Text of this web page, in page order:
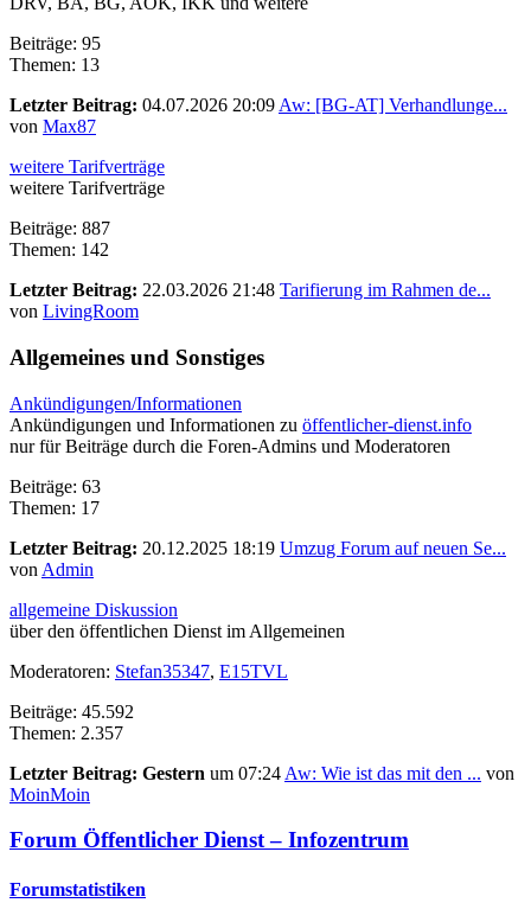
Beiträge: 95
Themen: 13
Letzter Beitrag: 04.07.2026 20:09 Aw: [BG-AT] Verhandlunge...
von Max87
weitere Tarifverträge
weitere Tarifverträge
Beiträge: 887
Themen: 142
Letzter Beitrag: 22.03.2026 21:48 Tarifierung im Rahmen de...
von LivingRoom
Allgemeines und Sonstiges
Ankündigungen/Informationen
Ankündigungen und Informationen zu öffentlicher-dienst.info
nur für Beiträge durch die Foren-Admins und Moderatoren
Beiträge: 63
Themen: 17
Letzter Beitrag: 20.12.2025 18:19 Umzug Forum auf neuen Se...
von Admin
allgemeine Diskussion
über den öffentlichen Dienst im Allgemeinen
Moderatoren: Stefan35347, E15TVL
Beiträge: 45.592
Themen: 2.357
Letzter Beitrag: Gestern um 07:24 Aw: Wie ist das mit den ... von
MoinMoin
Forum Öffentlicher Dienst – Infozentrum
Forumstatistiken